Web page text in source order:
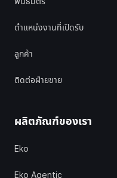
ตำแหน่งงานที่เปิดรับ
ลูกค้า
ติดต่อฝ่ายขาย
ผลิตภัณฑ์ของเรา
Eko
Eko Agentic